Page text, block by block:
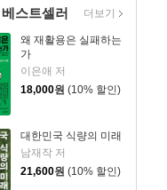
스트셀러
왜 재활용은 실패하는
가
이은애 저
18,000원 (10% 할인)
대한민국 식량의 미래
남재작 저
21,600원 (10% 할인)
더보기